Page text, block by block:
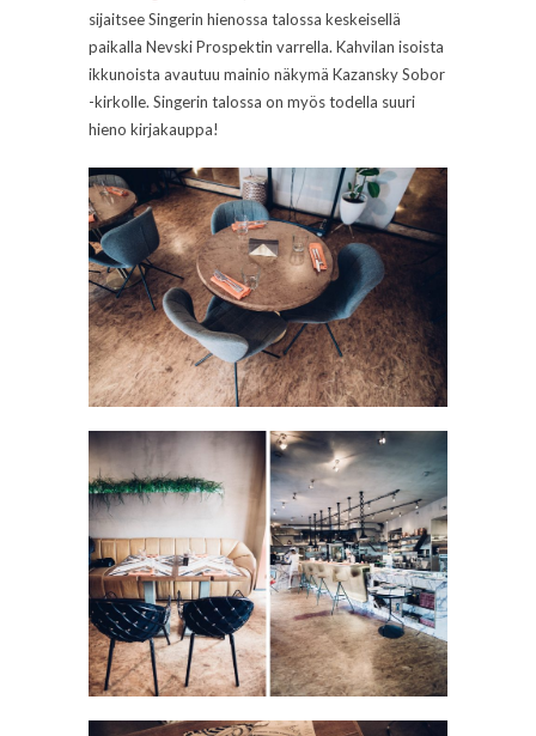
sijaitsee Singerin hienossa talossa keskeisellä
paikalla Nevski Prospektin varrella. Kahvilan isoista
ikkunoista avautuu mainio näkymä Kazansky Sobor
-kirkolle. Singerin talossa on myös todella suuri
hieno kirjakauppa!